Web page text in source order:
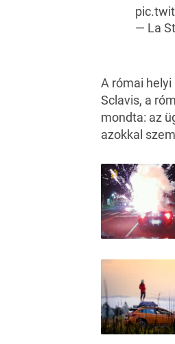
— La
A római
Sclavis, a
mondta: az
azokkal